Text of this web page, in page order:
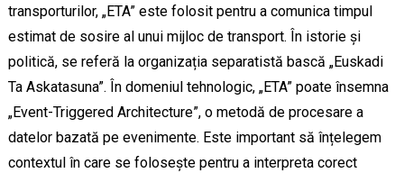
transporturilor, „ETA” este folosit pentru a comunica timpul
estimat de sosire al unui mijloc de transport. În istorie și
politică, se referă la organizația separatistă bască „Euskadi
Ta Askatasuna”. În domeniul tehnologic, „ETA” poate însemna
„Event-Triggered Architecture”, o metodă de procesare a
datelor bazată pe evenimente. Este important să înțelegem
contextul în care se folosește pentru a interpreta corect